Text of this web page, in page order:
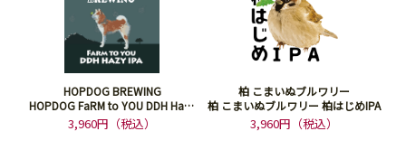
HOPDOG BREWING
HOPDOG FaRM to YOU DDH Hazy
IPA
3,960円（税込）
柏 こまいぬブルワリー
柏 こまいぬブルワリー 柏はじめIPA
3,960円（税込）